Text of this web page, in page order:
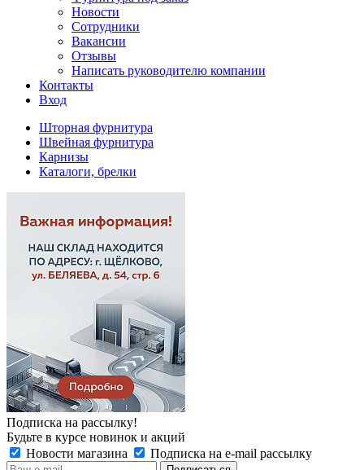
Новости
Сотрудники
Вакансии
Отзывы
Написать руководителю компании
Контакты
Вход
Шторная фурнитура
Швейная фурнитура
Карнизы
Каталоги, брелки
Подписка на рассылку!
Будьте в курсе новинок и акций
Новости магазина
Подписка на e-mail рассылку